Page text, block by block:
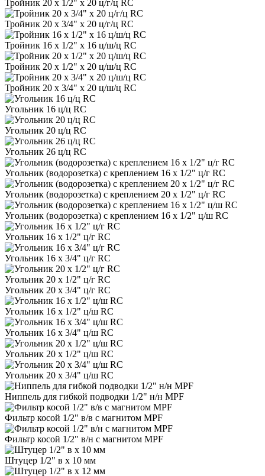
Тройник 20 х 1/2" х 20 ц/г/ц RC
Тройник 20 х 3/4" х 20 ц/г/ц RC
Тройник 16 х 1/2" х 16 ц/ш/ц RC
Тройник 20 х 1/2" х 20 ц/ш/ц RC
Тройник 20 х 3/4" х 20 ц/ш/ц RC
Угольник 16 ц/ц RC
Угольник 20 ц/ц RC
Угольник 26 ц/ц RC
Угольник (водорозетка) с креплением 16 х 1/2" ц/г RC
Угольник (водорозетка) с креплением 20 х 1/2" ц/г RC
Угольник (водорозетка) с креплением 16 х 1/2" ц/ш RC
Угольник 16 х 1/2" ц/г RC
Угольник 16 х 3/4" ц/г RC
Угольник 20 х 1/2" ц/г RC
Угольник 20 х 3/4" ц/г RC
Угольник 16 х 1/2" ц/ш RC
Угольник 16 х 3/4" ц/ш RC
Угольник 20 х 1/2" ц/ш RC
Угольник 20 х 3/4" ц/ш RC
Ниппель для гибкой подводки 1/2" н/н MPF
Фильтр косой 1/2" в/в с магнитом MPF
Фильтр косой 1/2" в/н с магнитом MPF
Штуцер 1/2" в х 10 мм